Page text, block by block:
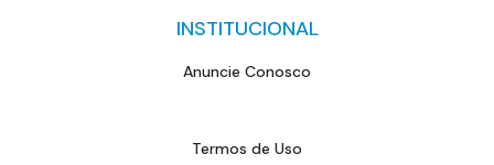
INSTITUCIONAL
Anuncie Conosco
Termos de Uso